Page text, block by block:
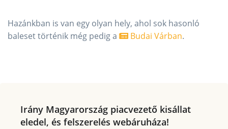
Hazánkban is van egy olyan hely, ahol sok hasonló
baleset történik még pedig a
Budai Várban.
Irány Magyarország piacvezető kisállat
eledel, és felszerelés webáruháza!